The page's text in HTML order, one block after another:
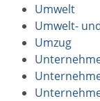
Umwelt
Umwelt-
Umzug